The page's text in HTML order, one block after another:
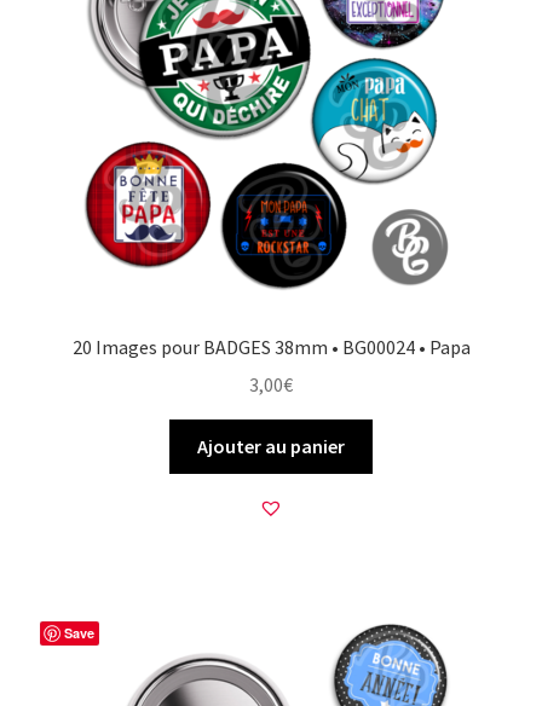
20 Images pour BADGES 38mm • BG00024 • Papa
3,00€
Ajouter au panier
Save